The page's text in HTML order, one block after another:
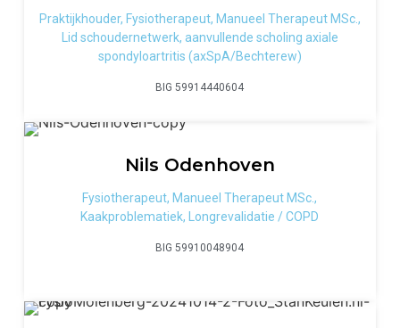
Praktijkhouder, Fysiotherapeut, Manueel Therapeut MSc.,
Lid schoudernetwerk, aanvullende scholing axiale
spondyloartritis (axSpA/Bechterew)
BIG 59914440604
Nils Odenhoven
Fysiotherapeut, Manueel Therapeut MSc.,
Kaakproblematiek, Longrevalidatie / COPD
BIG 59910048904